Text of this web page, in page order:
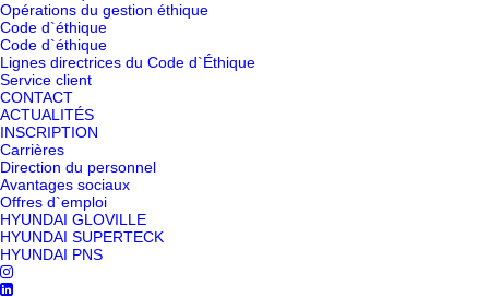
Opérations du gestion éthique
Code d`éthique
Code d`éthique
Lignes directrices du Code d`Éthique
Service client
CONTACT
ACTUALITÉS
INSCRIPTION
Carrières
Direction du personnel
Avantages sociaux
Offres d`emploi
HYUNDAI GLOVILLE
HYUNDAI SUPERTECK
HYUNDAI PNS